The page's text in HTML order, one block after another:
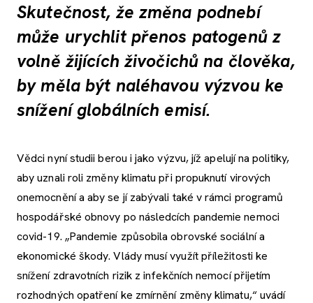
Skutečnost, že změna podnebí
může urychlit přenos patogenů z
volně žijících živočichů na člověka,
by měla být naléhavou výzvou ke
snížení globálních emisí.
Vědci nyní studii berou i jako výzvu, jíž apelují na politiky,
aby uznali roli změny klimatu při propuknutí virových
onemocnění a aby se jí zabývali také v rámci programů
hospodářské obnovy po následcích pandemie nemoci
covid-19. „Pandemie způsobila obrovské sociální a
ekonomické škody. Vlády musí využít příležitosti ke
snížení zdravotních rizik z infekčních nemocí přijetím
rozhodných opatření ke zmírnění změny klimatu,“ uvádí